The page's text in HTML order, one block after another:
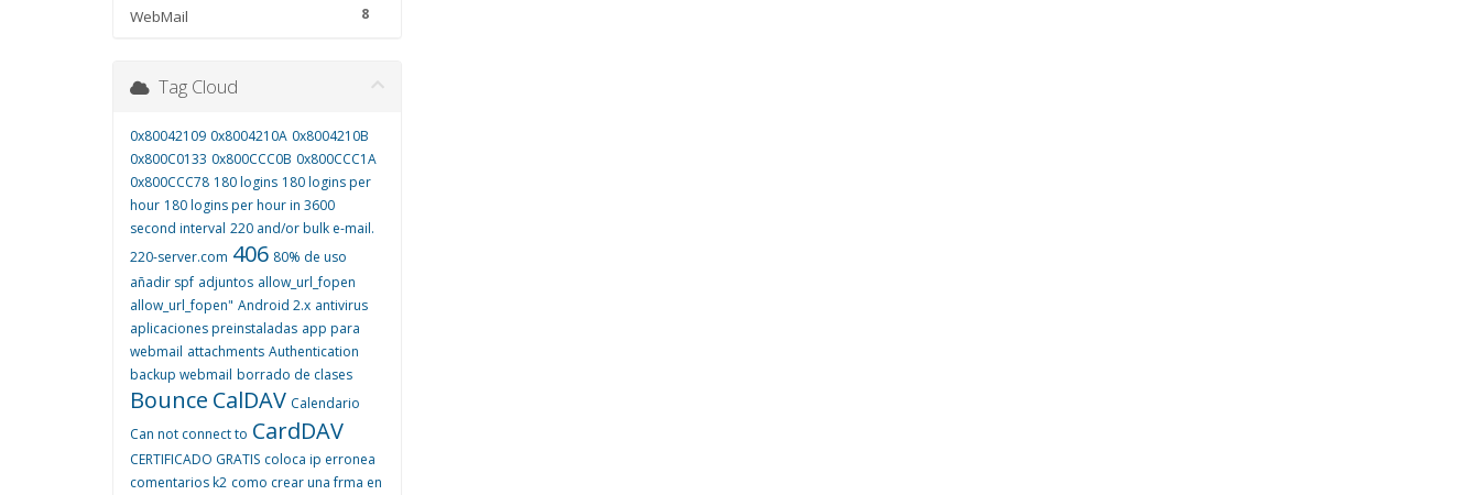
8
WebMail
Tag Cloud
0x80042109 0x8004210A 0x8004210B
0x800C0133 0x800CCC0B 0x800CCC1A
0x800CCC78 180 logins 180 logins per
hour 180 logins per hour in 3600
second interval 220 and/or bulk e-mail.
220-server.com 406 80% de uso
añadir spf adjuntos allow_url_fopen
allow_url_fopen" Android 2.x antivirus
aplicaciones preinstaladas app para
webmail attachments Authentication
backup webmail borrado de clases
Bounce CalDAV Calendario
Can not connect to CardDAV
CERTIFICADO GRATIS coloca ip erronea
comentarios k2 como crear una frma en